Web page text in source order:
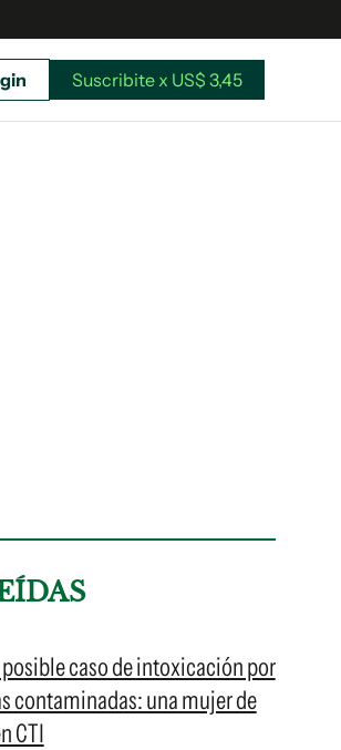
Suscribite x US$ 3,45
caso de intoxicación por
contaminadas: una mujer de
CTI